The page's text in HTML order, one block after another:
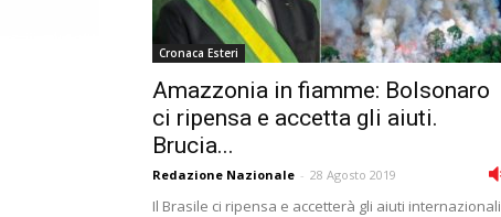
Cronaca Esteri
Amazzonia in fiamme: Bolsonaro
ci ripensa e accetta gli aiuti.
Brucia...
Redazione Nazionale - 28 Agosto 2019
Il Brasile ci ripensa e accetterà gli aiuti internazionali